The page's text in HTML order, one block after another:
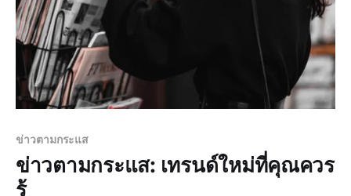
ข่าวตามกระแส
ข่าวตามกระแส: เทรนด์ใหม่ที่คุณควร
รู้